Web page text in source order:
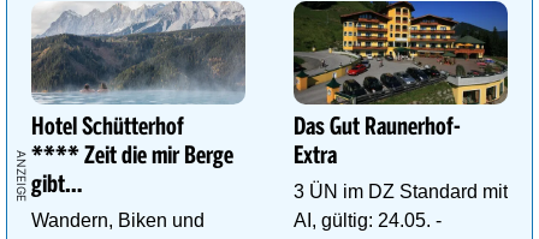
Hotel Schütterhof
**** Zeit die mir Berge
gibt…
Wandern, Biken und
Das Gut Raunerhof-
Extra
3 ÜN im DZ Standard mit
AI, gültig: 24.05. -